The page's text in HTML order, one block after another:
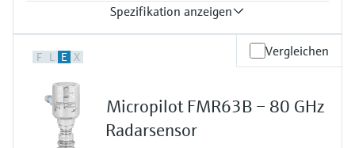
Spezifikation anzeigen
+/-1 mm
-196 … +450 °C
Prozessdruck / max. Überlastdruck
Vacuum...160 bar
Max. Messdistanz
F L E X Vergleichen
Micropilot FMR63B – 80 GHz
Radarsensor